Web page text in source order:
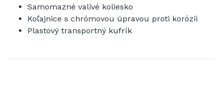
Samomazné valivé koliesko
Koľajnice s chrómovou úpravou proti korózii
Plastový transportný kufrík